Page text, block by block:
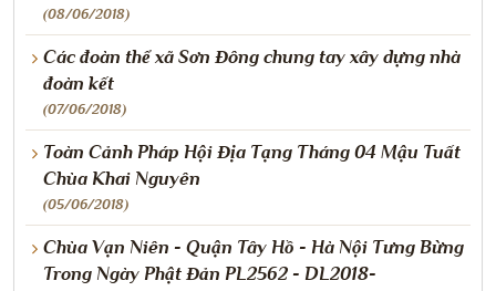
(08/06/2018)
Các đoàn thể xã Sơn Đông chung tay xây dựng nhà
đoàn kết
(07/06/2018)
Toàn Cảnh Pháp Hội Địa Tạng Tháng 04 Mậu Tuất
Chùa Khai Nguyên
(05/06/2018)
Chùa Vạn Niên - Quận Tây Hồ - Hà Nội Tưng Bừng
Trong Ngày Phật Đản PL2562 - DL2018-